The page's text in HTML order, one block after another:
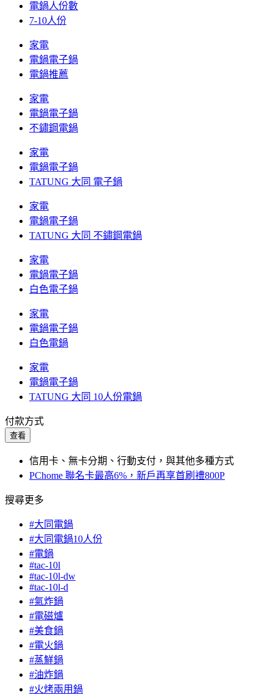
電鍋人份數
7-10人份
家電
電鍋電子鍋
電鍋推薦
家電
電鍋電子鍋
不鏽鋼電鍋
家電
電鍋電子鍋
TATUNG 大同 電子鍋
家電
電鍋電子鍋
TATUNG 大同 不鏽鋼電鍋
家電
電鍋電子鍋
白色電子鍋
家電
電鍋電子鍋
白色電鍋
家電
電鍋電子鍋
TATUNG 大同 10人份電鍋
付款方式
查看
信用卡、無卡分期、行動支付，與其他多種方式
PChome 聯名卡最高6%，新戶再享首刷禮800P
搜尋更多
#大同電鍋
#大同電鍋10人份
#電鍋
#tac-10l
#tac-10l-dw
#tac-10l-d
#氣炸鍋
#電磁爐
#美食鍋
#電火鍋
#蒸鮮鍋
#油炸鍋
#火烤兩用鍋